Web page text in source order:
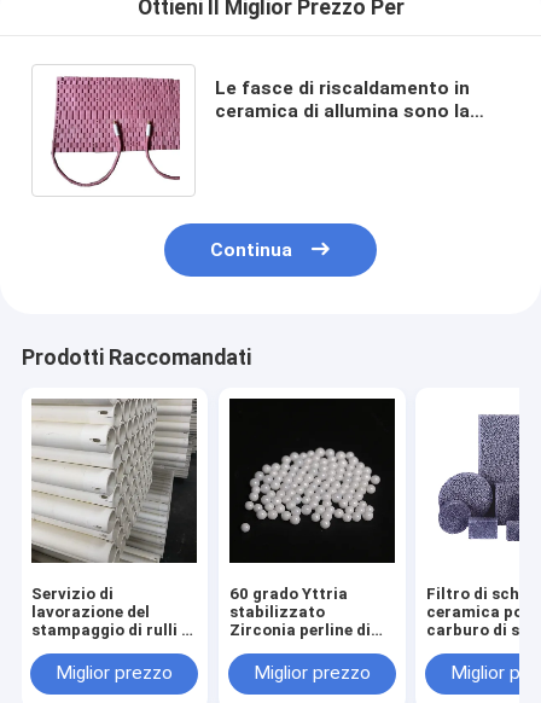
Ottieni Il Miglior Prezzo Per
Le fasce di riscaldamento in
ceramica di allumina sono la
Continua
Prodotti Raccomandati
Servizio di
lavorazione del
stampaggio di rulli in
alluminio refrattari
ad alta temperatura
Miglior prezzo
60 grado Yttria
stabilizzato
Zirconia perline di
sfereMiglior prezzo
Filtro di
ceramica
carburo di
filtrazione di
fusi
Miglior